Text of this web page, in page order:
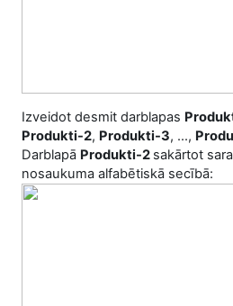
Izveidot desmit darblapas
Produkti-2, Produkti-3, ...,
Darblapā Produkti-2 sakārtot
nosaukuma alfabētiskā secībā: